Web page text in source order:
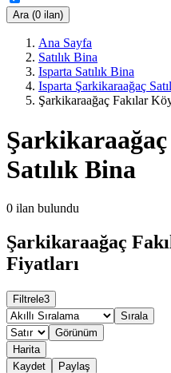
Ara (0 ilan)
Ana Sayfa
Satılık Bina
Isparta Satılık Bina
Isparta Şarkikaraağaç
Şarkikaraağaç Fakılar
Satılık Bina
0 ilan bulundu
Şarkikaraağaç
Fiyatları
Filtrele3
Sırala
Görünüm
Harita
Kaydet
Paylaş